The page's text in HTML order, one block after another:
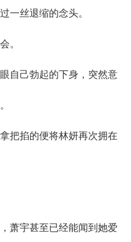
丝退缩的念头。
。
己勃起的下身，突然意
掐的便将林妍再次拥在
宇甚至已经能闻到她爱